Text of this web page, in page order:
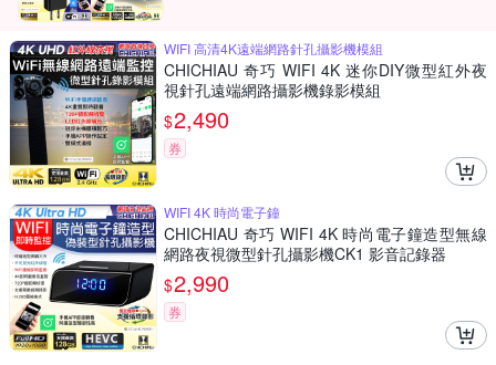
WIFI 高清4K遠端網路針孔攝影機模組
CHICHIAU 奇巧 WIFI 4K 迷你DIY微型紅外夜
視針孔遠端網路攝影機錄影模組
$2,490
券
WIFI 4K 時尚電子鐘
CHICHIAU 奇巧 WIFI 4K 時尚電子鐘造型無線
網路夜視微型針孔攝影機CK1 影音記錄器
$2,990
券